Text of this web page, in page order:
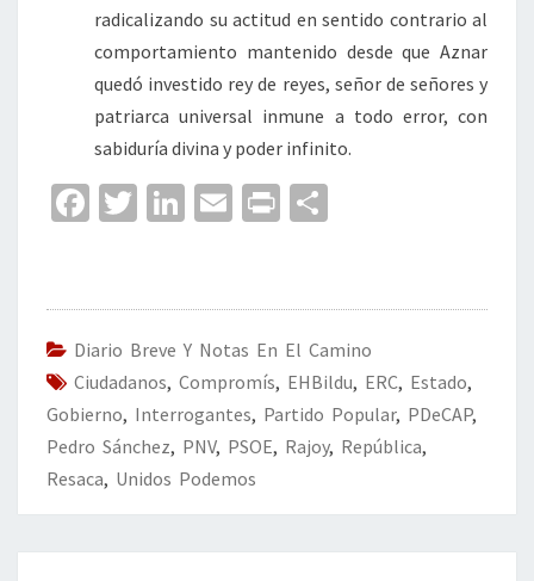
radicalizando su actitud en sentido contrario al
comportamiento mantenido desde que Aznar
quedó investido rey de reyes, señor de señores y
patriarca universal inmune a todo error, con
sabiduría divina y poder infinito.
Fa
o
o
k
T
er
Li
dI
n
E
l
Pr
p
ar
tir
Diario Breve Y Notas En El Camino
Ciudadanos, Compromís, EHBildu, ERC, Estado,
Gobierno, Interrogantes, Partido Popular, PDeCAP,
Pedro Sánchez, PNV, PSOE, Rajoy, República,
Resaca, Unidos Podemos